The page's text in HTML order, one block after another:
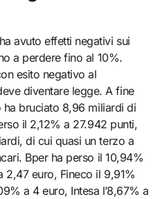
avuto effetti negativi sui
a perdere fino al 10%.
esito negativo al
diventare legge. A fine
bruciato 8,96 miliardi di
il 2,12% a 27.942 punti,
di cui quasi un terzo a
Bper ha perso il 10,94%
euro, Fineco il 9,91%
a 4 euro, Intesa l’8,67% a